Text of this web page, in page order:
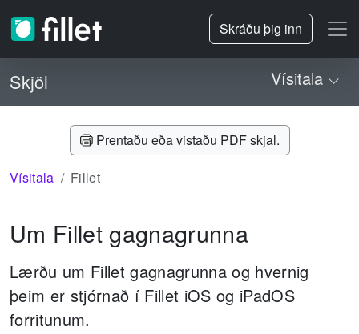
Skráðu þig inn
Skjöl Vísitala
Prentaðu eða vistaðu PDF skjal.
Vísitala Fillet
Um Fillet gagnagrunna
Lærðu um Fillet gagnagrunna og hvernig
þeim er stjórnað í Fillet iOS og iPadOS
forritunum.